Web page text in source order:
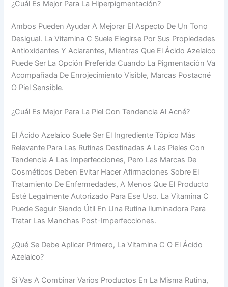
¿Cuál Es Mejor Para La Hiperpigmentación?
Ambos Pueden Ayudar A Mejorar El Aspecto De Un Tono
Desigual. La Vitamina C Suele Elegirse Por Sus Propiedades
Antioxidantes Y Aclarantes, Mientras Que El Ácido Azelaico
Puede Ser La Opción Preferida Cuando La Pigmentación Va
Acompañada De Enrojecimiento Visible, Marcas Postacné
O Piel Sensible.
¿Cuál Es Mejor Para La Piel Con Tendencia Al Acné?
El Ácido Azelaico Suele Ser El Ingrediente Tópico Más
Relevante Para Las Rutinas Destinadas A Las Pieles Con
Tendencia A Las Imperfecciones, Pero Las Marcas De
Cosméticos Deben Evitar Hacer Afirmaciones Sobre El
Tratamiento De Enfermedades, A Menos Que El Producto
Esté Legalmente Autorizado Para Ese Uso. La Vitamina C
Puede Seguir Siendo Útil En Una Rutina Iluminadora Para
Tratar Las Manchas Post-Imperfecciones.
¿Qué Se Debe Aplicar Primero, La Vitamina C O El Ácido
Azelaico?
Si Vas A Combinar Varios Productos En La Misma Rutina,